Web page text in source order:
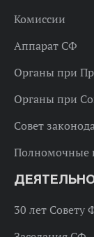
Комиссии
Аппарат СФ
Органы при
Органы при
Совет
Полномочные
30 лет Совету